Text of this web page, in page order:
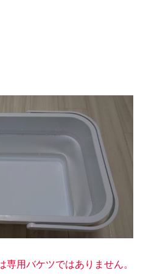
用バケツではありません。